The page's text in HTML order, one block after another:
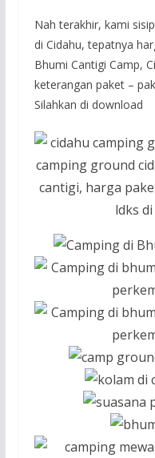
Nah terakhir, kami
di Cidahu, tepatnya
Bhumi Cantigi Camp,
keterangan paket –
Silahkan di download